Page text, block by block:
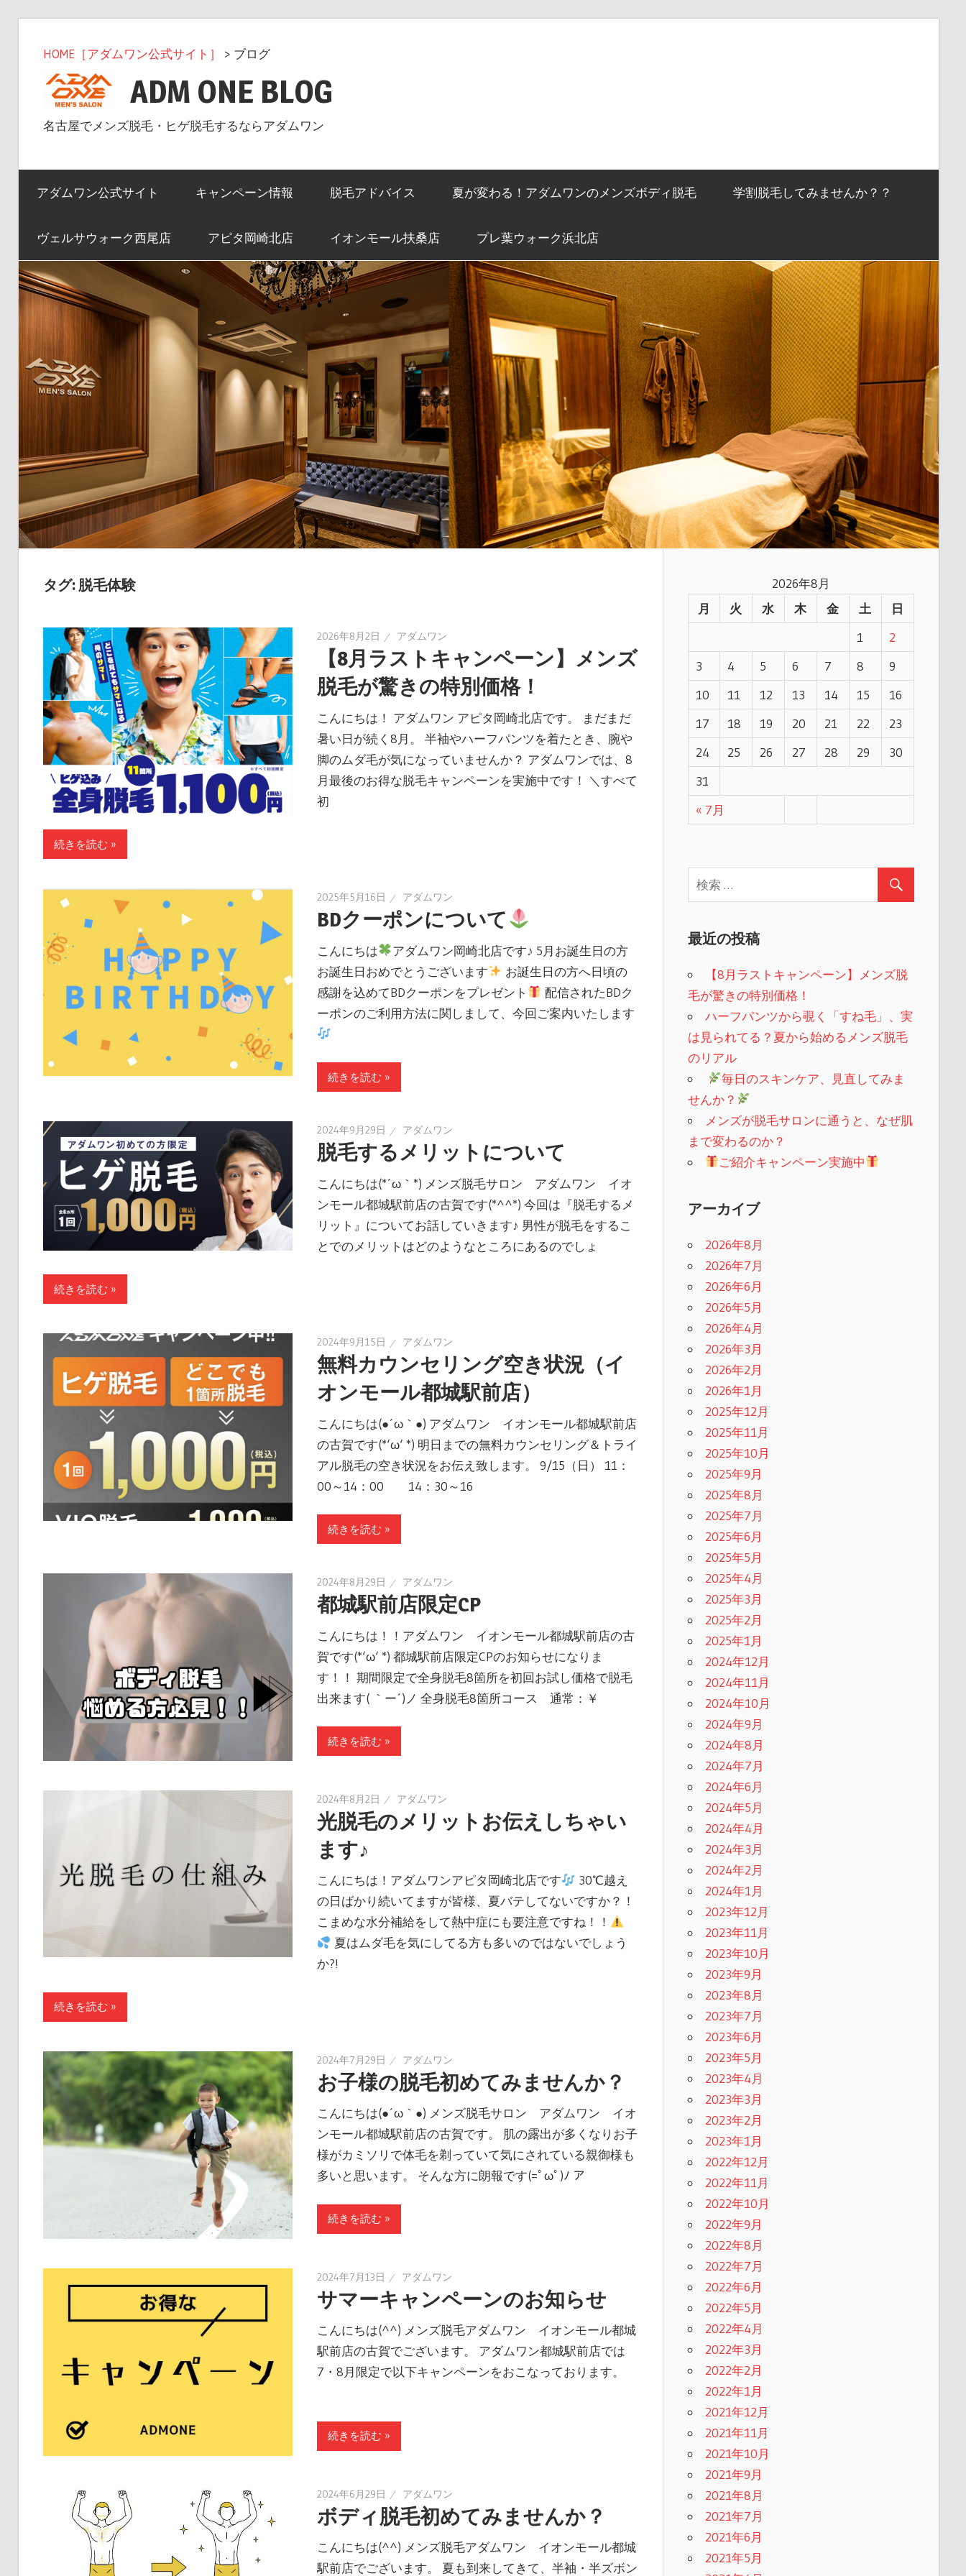
キ
HOME［アダムワン公式サイト］ > ブログ
ADM ONE BLOG
名古屋でメンズ脱毛・ヒゲ脱毛するならアダムワン
アダムワン公式サイト キャンペーン情報 脱毛アドバイス 夏が変わる！アダムワンのメンズボディ脱毛 学割脱毛してみませんか？？
ヴェルサウォーク西尾店 アピタ岡崎北店 イオンモール扶桑店 プレ葉ウォーク浜北店
タグ: 脱毛体験
2026年8月2日 アダムワン
【8月ラストキャンペーン】メンズ
脱毛が驚きの特別価格！
こんにちは！ アダムワン アピタ岡崎北店です。 まだまだ
暑い日が続く8月。 半袖やハーフパンツを着たとき、腕や
脚のムダ毛が気になっていませんか？ アダムワンでは、8
月最後のお得な脱毛キャンペーンを実施中です！ ＼すべて
初
続きを読む »
2025年5月16日 アダムワン
BDクーポンについて
こんにちは
アダムワン岡崎北店です♪ 5月お誕生日の方
お誕生日おめでとうございます
お誕生日の方へ日頃の
感謝を込めてBDクーポンをプレゼント
配信されたBDク
ーポンのご利用方法に関しまして、今回ご案内いたします
続きを読む »
2024年9月29日 アダムワン
脱毛するメリットについて
こんにちは(*´ω｀*) メンズ脱毛サロン アダムワン イオ
ンモール都城駅前店の古賀です(*^^*) 今回は『脱毛するメ
リット』についてお話していきます♪ 男性が脱毛をするこ
とでのメリットはどのようなところにあるのでしょ
続きを読む »
2024年9月15日 アダムワン
無料カウンセリング空き状況（イ
オンモール都城駅前店）
こんにちは(●´ω｀●) アダムワン イオンモール都城駅前店
の古賀です(*‘ω‘ *) 明日までの無料カウンセリング＆トライ
アル脱毛の空き状況をお伝え致します。 9/15（日） 11：
00～14：00 14：30～16
続きを読む »
2024年8月29日 アダムワン
都城駅前店限定CP
こんにちは！！アダムワン イオンモール都城駅前店の古
賀です(*‘ω‘ *) 都城駅前店限定CPのお知らせになりま
す！！ 期間限定で全身脱毛8箇所を初回お試し価格で脱毛
出来ます( ｀ー´)ノ 全身脱毛8箇所コース 通常：￥
続きを読む »
2024年8月2日 アダムワン
光脱毛のメリットお伝えしちゃい
ます♪
こんにちは！アダムワンアピタ岡崎北店です
30℃越え
の日ばかり続いてますが皆様、夏バテしてないですか？！
こまめな水分補給をして熱中症にも要注意ですね！！
夏はムダ毛を気にしてる方も多いのではないでしょう
か?!
続きを読む »
2024年7月29日 アダムワン
お子様の脱毛初めてみませんか？
こんにちは(●´ω｀●) メンズ脱毛サロン アダムワン イオ
ンモール都城駅前店の古賀です。 肌の露出が多くなりお子
様がカミソリで体毛を剃っていて気にされている親御様も
多いと思います。 そんな方に朗報です(=ﾟωﾟ)ﾉ ア
続きを読む »
2024年7月13日 アダムワン
サマーキャンペーンのお知らせ
こんにちは(^^) メンズ脱毛アダムワン イオンモール都城
駅前店の古賀でございます。 アダムワン都城駅前店では
7・8月限定で以下キャンペーンをおこなっております。
続きを読む »
2024年6月29日 アダムワン
ボディ脱毛初めてみませんか？
こんにちは(^^) メンズ脱毛アダムワン イオンモール都城
駅前店でございます。 夏も到来してきて、半袖・半ズボン
2026年8月
月
火 水 木 金 土 日
« 7月
1
2
3
4 5 6 7 8
9
10
11 12 13 14 15
16
17
18 19 20 21 22
23
24
25 26 27 28 29
30
31
最近の投稿
【8月ラストキャンペーン】メンズ脱
毛が驚きの特別価格！
ハーフパンツから覗く「すね毛」、実
は見られてる？夏から始めるメンズ脱毛
のリアル
毎日のスキンケア、見直してみま
せんか？
メンズが脱毛サロンに通うと、なぜ肌
まで変わるのか？
ご紹介キャンペーン実施中
アーカイブ
2026年8月
2026年7月
2026年6月
2026年5月
2026年4月
2026年3月
2026年2月
2026年1月
2025年12月
2025年11月
2025年10月
2025年9月
2025年8月
2025年7月
2025年6月
2025年5月
2025年4月
2025年3月
2025年2月
2025年1月
2024年12月
2024年11月
2024年10月
2024年9月
2024年8月
2024年7月
2024年6月
2024年5月
2024年4月
2024年3月
2024年2月
2024年1月
2023年12月
2023年11月
2023年10月
2023年9月
2023年8月
2023年7月
2023年6月
2023年5月
2023年4月
2023年3月
2023年2月
2023年1月
2022年12月
2022年11月
2022年10月
2022年9月
2022年8月
2022年7月
2022年6月
2022年5月
2022年4月
2022年3月
2022年2月
2022年1月
2021年12月
2021年11月
2021年10月
2021年9月
2021年8月
2021年7月
2021年6月
2021年5月